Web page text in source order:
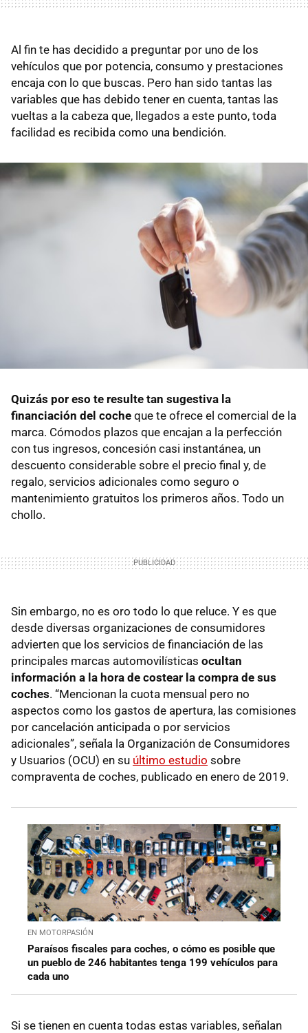
Al fin te has decidido a preguntar por uno de los
vehículos que por potencia, consumo y prestaciones
encaja con lo que buscas. Pero han sido tantas las
variables que has debido tener en cuenta, tantas las
vueltas a la cabeza que, llegados a este punto, toda
facilidad es recibida como una bendición.
Quizás por eso te resulte tan sugestiva la
financiación del coche que te ofrece el comercial de la
marca. Cómodos plazos que encajan a la perfección
con tus ingresos, concesión casi instantánea, un
descuento considerable sobre el precio final y, de
regalo, servicios adicionales como seguro o
mantenimiento gratuitos los primeros años. Todo un
chollo.
Sin embargo, no es oro todo lo que reluce. Y es que
desde diversas organizaciones de consumidores
advierten que los servicios de financiación de las
principales marcas automovilísticas ocultan
información a la hora de costear la compra de sus
coches. “Mencionan la cuota mensual pero no
aspectos como los gastos de apertura, las comisiones
por cancelación anticipada o por servicios
adicionales”, señala la Organización de Consumidores
y Usuarios (OCU) en su último estudio sobre
compraventa de coches, publicado en enero de 2019.
EN MOTORPASIÓN
Paraísos fiscales para coches, o cómo es posible que
un pueblo de 246 habitantes tenga 199 vehículos para
cada uno
Si se tienen en cuenta todas estas variables, señalan